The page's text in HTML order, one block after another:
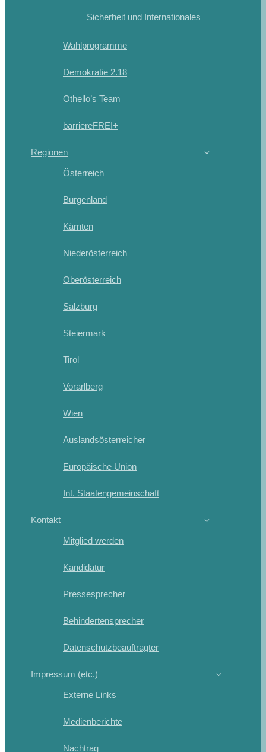
Sicherheit und Internationales
Wahlprogramme
Demokratie 2.18
Othello’s Team
barriereFREI+
Regionen
Österreich
Burgenland
Kärnten
Niederösterreich
Oberösterreich
Salzburg
Steiermark
Tirol
Vorarlberg
Wien
Auslandsösterreicher
Europäische Union
Int. Staatengemeinschaft
Kontakt
Mitglied werden
Kandidatur
Pressesprecher
Behindertensprecher
Datenschutzbeauftragter
Impressum (etc.)
Externe Links
Medienberichte
Nachtrag